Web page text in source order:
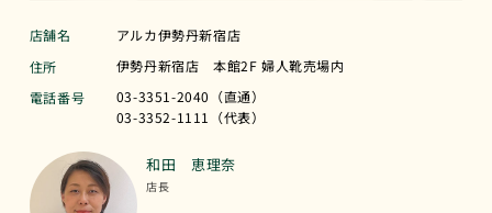
店舗名
アルカ伊勢丹新宿店
住所
伊勢丹新宿店 本館2F 婦人靴売場内
電話番号
03-3351-2040（直通）
03-3352-1111（代表）
和田 恵理奈
店長